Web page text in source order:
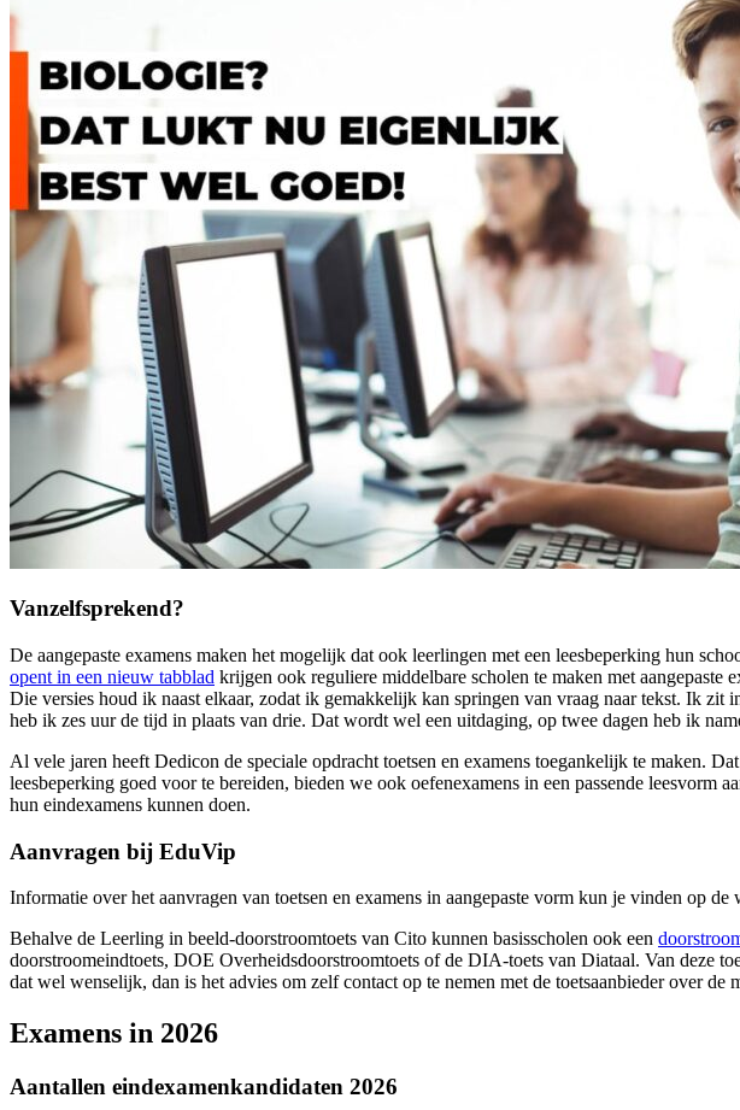
Vanzelfsprekend?
De aangepaste examens maken het mogelijk dat ook leerlingen met een leesbeperking hun
opent in een nieuw tabblad krijgen ook reguliere middelbare scholen te maken met aangepaste
Die versies houd ik naast elkaar, zodat ik gemakkelijk kan springen van vraag naar tekst. Ik zit
heb ik zes uur de tijd in plaats van drie. Dat wordt wel een uitdaging, op twee dagen heb ik
Al vele jaren heeft Dedicon de speciale opdracht toetsen en examens toegankelijk te maken.
leesbeperking goed voor te bereiden, bieden we ook oefenexamens in een passende leesvorm
hun eindexamens kunnen doen.
Aanvragen bij EduVip
Informatie over het aanvragen van toetsen en examens in aangepaste vorm kun je vinden op de
Behalve de Leerling in beeld-doorstroomtoets van Cito kunnen basisscholen ook een
doorstroomeindtoets, DOE Overheidsdoorstroomtoets of de DIA-toets van Diataal. Van deze
dat wel wenselijk, dan is het advies om zelf contact op te nemen met de toetsaanbieder over de
Examens in 2026
Aantallen eindexamenkandidaten 2026